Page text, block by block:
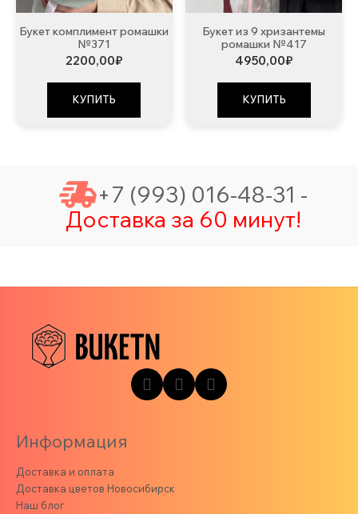
Букет комплимент ромашки
№371
2200,00₽
КУПИТЬ
Букет из 9 хризантемы
ромашки №417
4950,00₽
КУПИТЬ
+7 (993) 016-48-31 -
Доставка за 60 минут!
Информация
Доставка и оплата
Доставка цветов Новосибирск
Наш блог